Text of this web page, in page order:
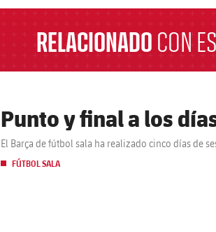
RELACIONADO CON
Punto y final a los
El Barça de fútbol sala ha realizado cinco días de
FÚTBOL SALA